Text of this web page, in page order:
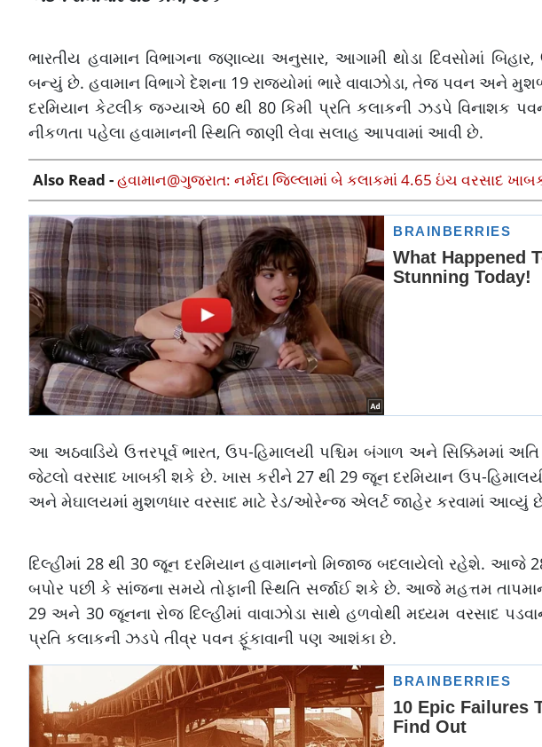
ભારતીય હવામાન વિભાગના જણાવ્યા અનુસાર, આગામી થોડા દિવસોમાં
બન્યું છે. હવામાન વિભાગે દેશના 19 રાજ્યોમાં ભારે વાવાઝોડા, તેજ પવન અને
દરમિયાન કેટલીક જગ્યાએ 60 થી 80 કિમી પ્રતિ કલાકની ઝડપે વિનાશક
નીકળતા પહેલા હવામાનની સ્થિતિ જાણી લેવા સલાહ આપવામાં આવી છે.
Also Read -હવામાન@ગુજરાત: નર્મદા જિલ્લામાં બે કલાકમાં 4.65 ઇંચ વરસાદ
આ અઠવાડિયે ઉત્તરપૂર્વ ભારત, ઉપ-હિમાલયી પશ્ચિમ બંગાળ અને સિક્કિમમાં
જેટલો વરસાદ ખાબકી શકે છે. ખાસ કરીને 27 થી 29 જૂન દરમિયાન ઉપ-
અને મેઘાલયમાં મુશળધાર વરસાદ માટે રેડ/ઓરેન્જ એલર્ટ જાહેર કરવામાં આવ્યું
દિલ્હીમાં 28 થી 30 જૂન દરમિયાન હવામાનનો મિજાજ બદલાયેલો રહેશે.
બપોર પછી કે સાંજના સમયે તોફાની સ્થિતિ સર્જાઈ શકે છે. આજે મહત્તમ
29 અને 30 જૂનના રોજ દિલ્હીમાં વાવાઝોડા સાથે હળવોથી મધ્યમ વરસાદ
પ્રતિ કલાકની ઝડપે તીવ્ર પવન ફૂંકાવાની પણ આશંકા છે.